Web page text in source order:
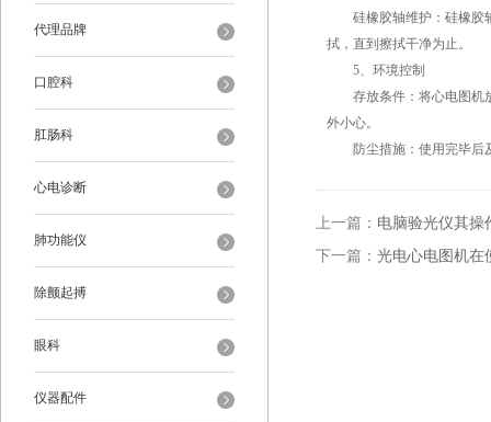
代理品牌
口腔科
肛肠科
心电诊断
肺功能仪
除颤起搏
眼科
仪器配件
硅橡胶轴维护：硅橡胶轴
拭，直到擦拭干净为止。
5、环境控制
存放条件：将心电图机放
外小心。
防尘措施：使用完毕后
上一篇： 电脑验光仪其操
下一篇： 光电心电图机在